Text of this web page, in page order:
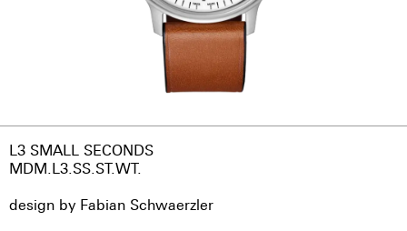
L3 SMALL SECONDS
MDM.L3.SS.ST.WT.
design by Fabian Schwaerzler